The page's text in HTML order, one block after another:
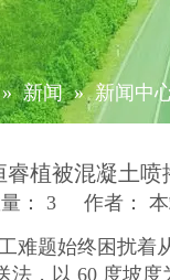
» 新闻 » 新闻中
睿植被混凝土
： 3作者： 本
题始终困扰着
，以 60 度坡